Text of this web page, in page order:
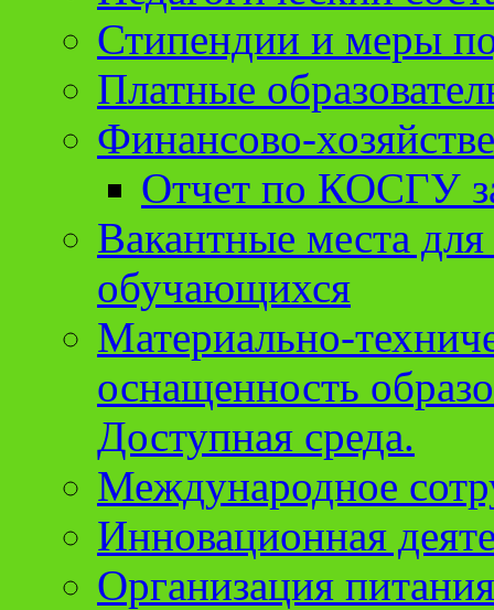
Стипендии и меры
Платные
Финансово-
Отчет по КОСГУ
Вакантные места
обучающихся
Материально-
оснащенность
Доступная среда.
Международное
Инновационная
Организация